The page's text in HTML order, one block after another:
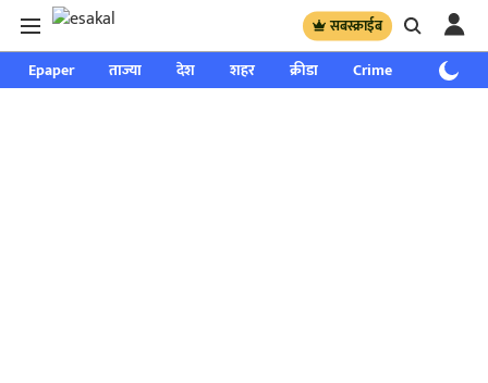
सबस्क्राईब
Epaper ताज्या देश शहर क्रीडा Crime साप्ताहिक